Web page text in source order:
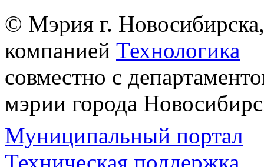
© Мэрия г.
компанией Технологика
совместно с
мэрии города
Муниципальный портал